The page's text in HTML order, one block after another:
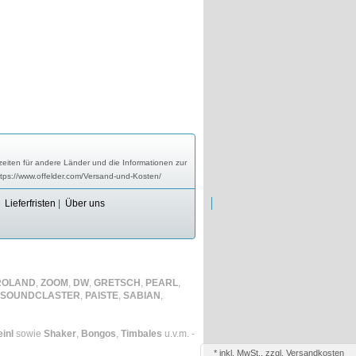
für andere Länder und die Informationen zur
www.offelder.com/Versand-und-Kosten/
Lieferfristen Über uns
, ZOOM , DW, GRETSCH , PEARL,
SOUNDCLASTER, PAISTE, SABIAN ,
sowie Shaker, Bongos, Timbales u.v.m. -
* inkl. MwSt., zzgl. Versandkosten